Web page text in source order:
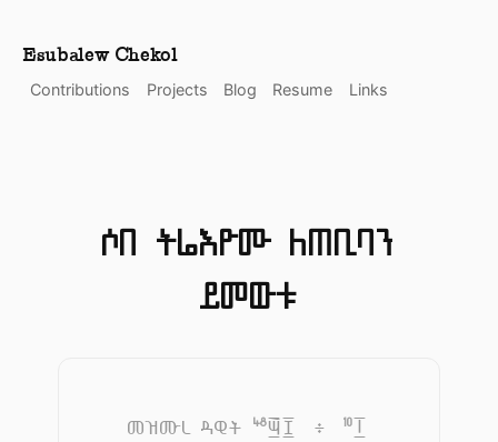
Esubalew Chekol
Contributions
Projects Blog Resume Links
ሶበ ትሬእዮሙ ለጠቢባን
ይመውቱ
መዝሙረ ዳዊት 48፵፰ ፥ 10፲